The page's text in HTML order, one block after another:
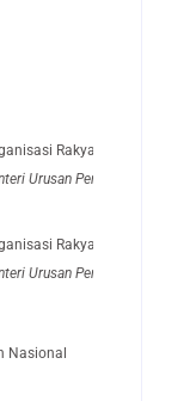
Rakyat
Urusan Pengerahan
Rakyat
Urusan Pengerahan
Nasional